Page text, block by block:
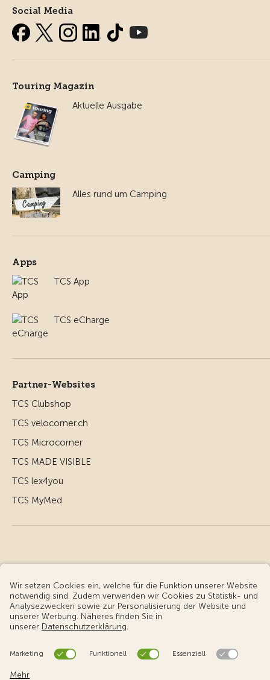
Social Media
Touring Magazin
Aktuelle Ausgabe
Camping
Alles rund um Camping
Apps
TCS App
TCS eCharge
Partner-Websites
TCS Clubshop
TCS velocorner.ch
TCS Microcorner
TCS MADE VISIBLE
TCS lex4you
TCS MyMed
© Touring Club Schweiz
Benutzungsbedingungen - rechtliche Informationen